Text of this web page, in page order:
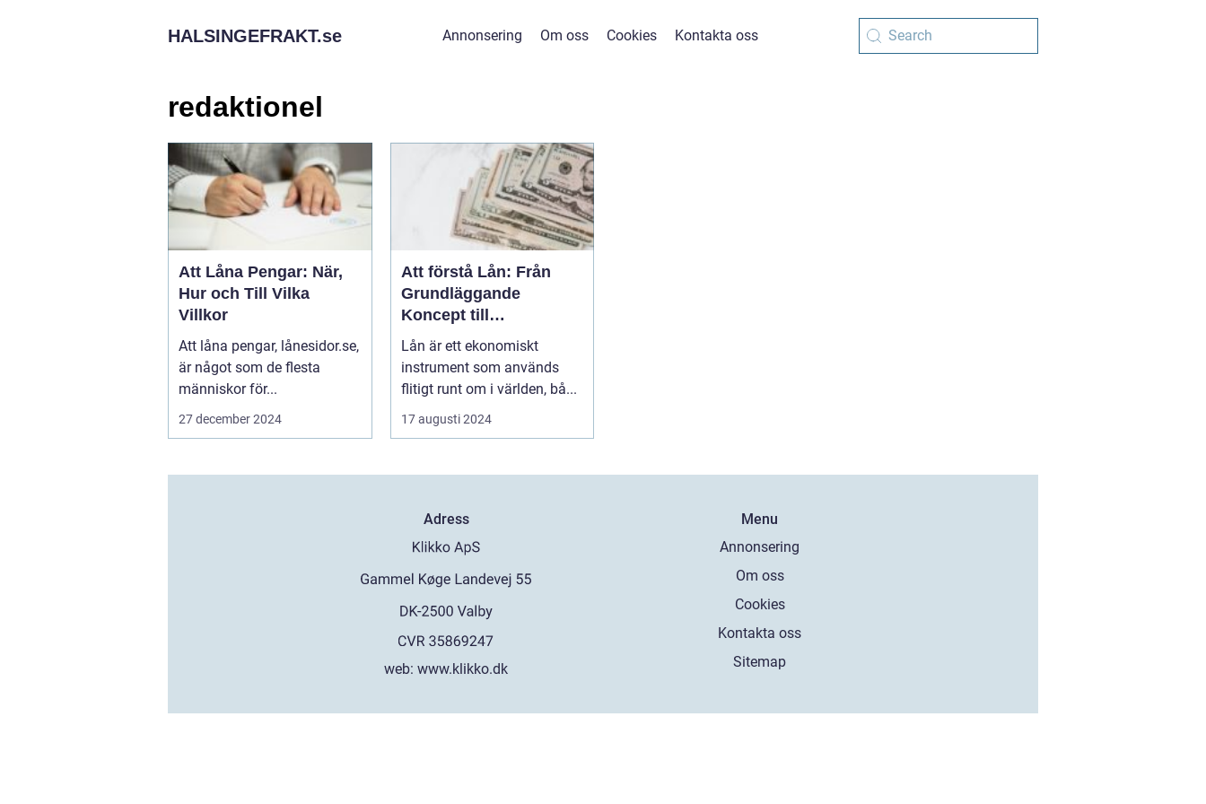
HALSINGEFRAKT.se Annonsering Om oss Cookies Kontakta oss
redaktionel
Att Låna Pengar: När,
Hur och Till Vilka
Villkor
Att låna pengar, lånesidor.se,
är något som de flesta
människor för...
27 december 2024
Att förstå Lån: Från
Grundläggande
Koncept till
Avancerade Detaljer
Lån är ett ekonomiskt
instrument som används
flitigt runt om i världen, bå...
17 augusti 2024
Adress
web:www.klikko.dk
Menu
Annonsering
Om oss
Cookies
Kontakta oss
Sitemap